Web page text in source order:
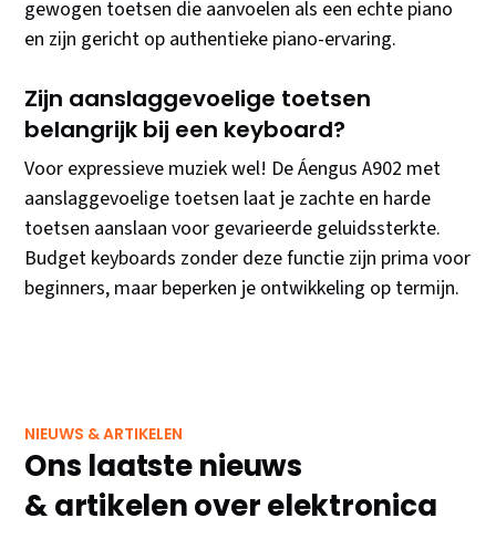
gewogen toetsen die aanvoelen als een echte piano
en zijn gericht op authentieke piano-ervaring.
Zijn aanslaggevoelige toetsen
belangrijk bij een keyboard?
Voor expressieve muziek wel! De Áengus A902 met
aanslaggevoelige toetsen laat je zachte en harde
toetsen aanslaan voor gevarieerde geluidssterkte.
Budget keyboards zonder deze functie zijn prima voor
beginners, maar beperken je ontwikkeling op termijn.
NIEUWS & ARTIKELEN
Ons laatste nieuws
& artikelen over elektronica